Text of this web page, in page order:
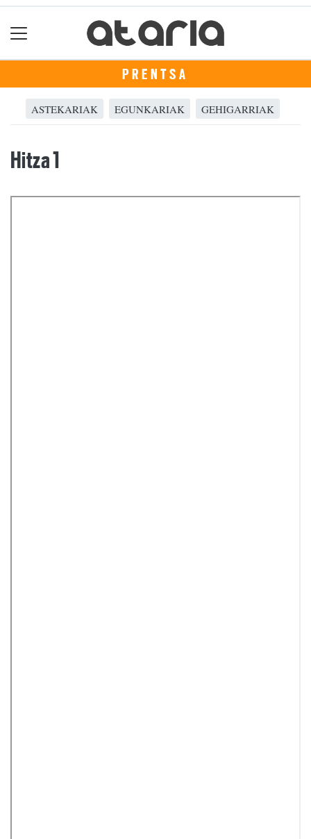
PRENTSA
ASTEKARIAK EGUNKARIAK GEHIGARRIAK
Hitza 1